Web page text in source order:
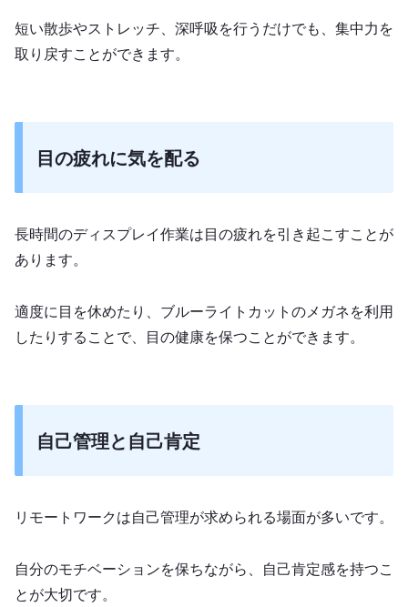
短い散歩やストレッチ、深呼吸を行うだけでも、集中力を
取り戻すことができます。
目の疲れに気を配る
長時間のディスプレイ作業は目の疲れを引き起こすことが
あります。
適度に目を休めたり、ブルーライトカットのメガネを利用
したりすることで、目の健康を保つことができます。
自己管理と自己肯定
リモートワークは自己管理が求められる場面が多いです。
自分のモチベーションを保ちながら、自己肯定感を持つこ
とが大切です。